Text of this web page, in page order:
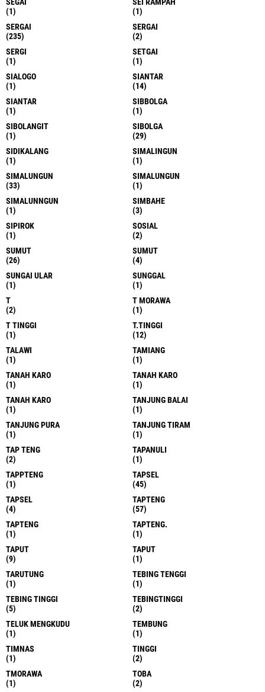
(1)
(1)
SERGAI
(235)
SERGAI
(2)
SERGI
(1)
SETGAI
(1)
SIALOGO
(1)
SIANTAR
(14)
SIANTAR
(1)
SIBBOLGA
(1)
SIBOLANGIT
(1)
SIBOLGA
(29)
SIDIKALANG
(1)
SIMALINGUN
(1)
SIMALUNGUN
(33)
SIMALUNGUN
(1)
SIMALUNNGUN
(1)
SIMBAHE
(3)
SIPIROK
(1)
SOSIAL
(2)
SUMUT
(26)
SUMUT
(4)
SUNGAI ULAR
(1)
SUNGGAL
(1)
T
(2)
T MORAWA
(1)
T TINGGI
(1)
T.TINGGI
(12)
TALAWI
(1)
TAMIANG
(1)
TANAH KARO
(1)
TANAH KARO
(1)
TANAH KARO
(1)
TANJUNG BALAI
(1)
TANJUNG PURA
(1)
TANJUNG TIRAM
(1)
TAP TENG
(2)
TAPANULI
(1)
TAPPTENG
(1)
TAPSEL
(45)
TAPSEL
(4)
TAPTENG
(57)
TAPTENG
(1)
TAPTENG.
(1)
TAPUT
(9)
TAPUT
(1)
TARUTUNG
(1)
TEBING TENGGI
(1)
TEBING TINGGI
(5)
TEBINGTINGGI
(2)
TELUK MENGKUDU
(1)
TEMBUNG
(1)
TIMNAS
(1)
TINGGI
(2)
TMORAWA
(1)
TOBA
(2)